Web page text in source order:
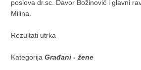
poslova dr.sc. Davor Božinović i glavni
Milina.
Rezultati utrka
KategorijaGrađani - žene